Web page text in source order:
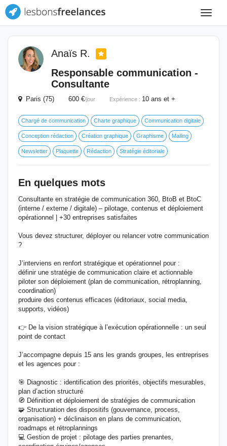
Toggle
Anaïs R.
Responsable communication -
Consultante
Paris (75) 600 €/jour Expérience : 10 ans et +
Chargé de communication Charte graphique Communication digitale
Conception rédaction Création graphique Graphisme Mailing
Newsletter Plaquette Rédaction Stratégie éditoriale
En quelques mots
Consultante en stratégie de communication 360, BtoB et BtoC
(interne / externe / digitale) – pilotage, contenus et déploiement
opérationnel | +30 entreprises satisfaites
Vous devez structurer, déployer ou relancer votre communication
?
J’interviens en renfort stratégique et opérationnel pour :
définir une stratégie de communication claire et actionnable
piloter son déploiement (plan de communication, rétroplanning,
coordination)
produire des contenus efficaces (éditoriaux, social media,
supports, vidéos)
👉 De la vision stratégique à l’exécution opérationnelle : un seul
point de contact
J’accompagne depuis 15 ans les grands groupes, les entreprises
et les agences pour :
🎯 Diagnostic : identification des priorités, objectifs mesurables,
plan d’action structuré
🧭 Définition et déploiement de stratégies de communication
🧩 Structuration des dispositifs (gouvernance, process,
organisation) + déclinaison en plans de communication,
roadmaps et rétroplannings
💻 Gestion de projet : pilotage des parties prenantes,